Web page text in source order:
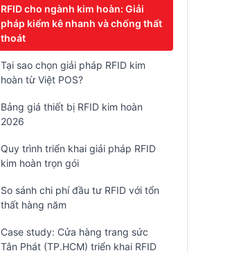
RFID cho ngành kim hoàn: Giải
pháp kiểm kê nhanh và chống thất
thoát
Tại sao chọn giải pháp RFID kim
hoàn từ Việt POS?
Bảng giá thiết bị RFID kim hoàn
2026
Quy trình triển khai giải pháp RFID
kim hoàn trọn gói
So sánh chi phí đầu tư RFID với tổn
thất hàng năm
Case study: Cửa hàng trang sức
Tân Phát (TP.HCM) triển khai RFID